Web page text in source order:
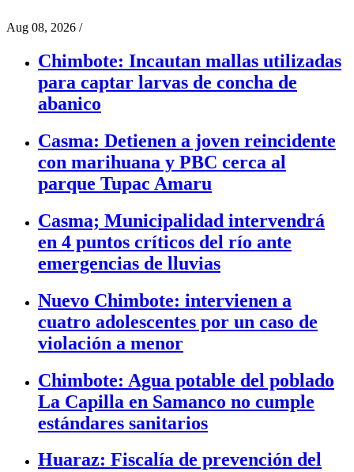
Aug 08, 2026 /
Chimbote: Incautan mallas utilizadas
para captar larvas de concha de
abanico
Casma: Detienen a joven reincidente
con marihuana y PBC cerca al
parque Tupac Amaru
Casma; Municipalidad intervendrá
en 4 puntos críticos del río ante
emergencias de lluvias
Nuevo Chimbote: intervienen a
cuatro adolescentes por un caso de
violación a menor
Chimbote: Agua potable del poblado
La Capilla en Samanco no cumple
estándares sanitarios
Huaraz: Fiscalía de prevención del